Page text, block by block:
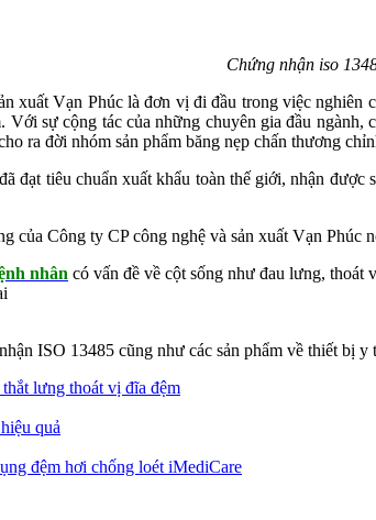
Chứng nhận iso
xuất Vạn Phúc là đơn vị đi đầu trong việc nghiên
Với sự cộng tác của những chuyên gia đầu
ra đời nhóm sản phẩm băng nẹp chấn thương
đạt tiêu chuẩn xuất khẩu toàn thế giới, nhận
của Công ty CP công nghệ và sản xuất Vạn Phúc
nhân có vấn đề về cột sống như đau lưng,
ISO 13485 cũng như các sản phẩm về thiết bị
thắt lưng thoát vị đĩa đệm
quả
đệm hơi chống loét iMediCare